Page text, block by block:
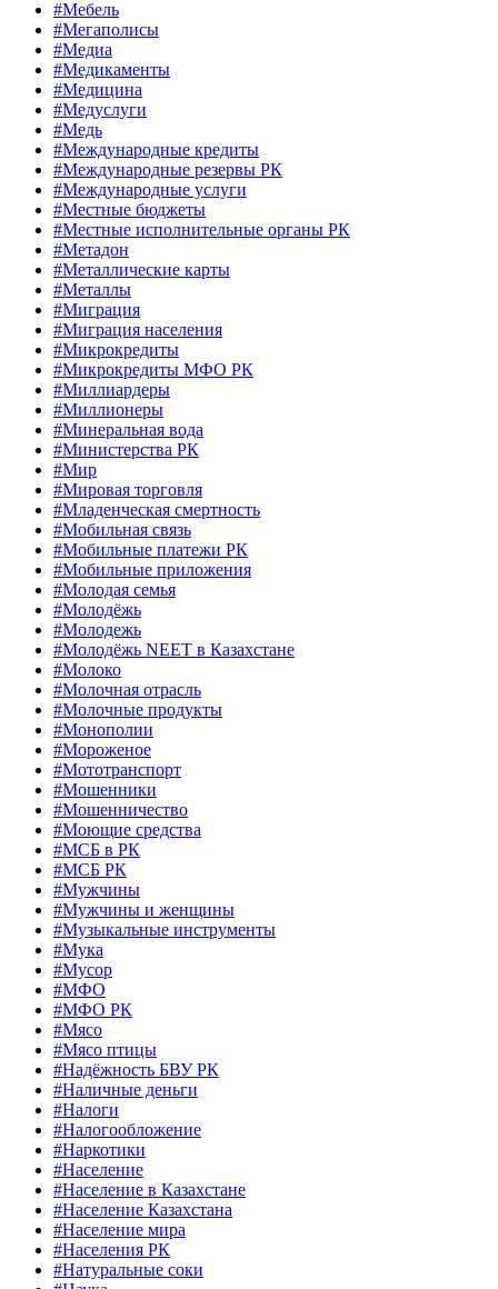
#Мебель
#Мегаполисы
#Медиа
#Медикаменты
#Медицина
#Медуслуги
#Медь
#Международные кредиты
#Международные резервы РК
#Международные услуги
#Местные бюджеты
#Местные исполнительные органы РК
#Метадон
#Металлические карты
#Металлы
#Миграция
#Миграция населения
#Микрокредиты
#Микрокредиты МФО РК
#Миллиардеры
#Миллионеры
#Минеральная вода
#Министерства РК
#Мир
#Мировая торговля
#Младенческая смертность
#Мобильная связь
#Мобильные платежи РК
#Мобильные приложения
#Молодая семья
#Молодёжь
#Молодежь
#Молодёжь NEET в Казахстане
#Молоко
#Молочная отрасль
#Молочные продукты
#Монополии
#Мороженое
#Мототранспорт
#Мошенники
#Мошенничество
#Моющие средства
#МСБ в РК
#МСБ РК
#Мужчины
#Мужчины и женщины
#Музыкальные инструменты
#Мука
#Мусор
#МФО
#МФО РК
#Мясо
#Мясо птицы
#Надёжность БВУ РК
#Наличные деньги
#Налоги
#Налогообложение
#Наркотики
#Население
#Население в Казахстане
#Население Казахстана
#Население мира
#Населения РК
#Натуральные соки